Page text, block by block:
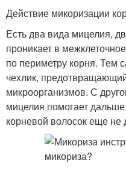
Действие микоризации
Есть два вида мицелия,
проникает в
по периметру корня.
чехлик,
микроорганизмов. С
мицелия помогает
корневой волосок еще не